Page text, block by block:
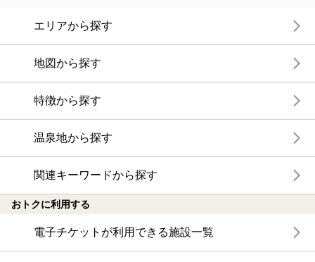
エリアから探す
地図から探す
特徴から探す
温泉地から探す
関連キーワードから探す
おトクに利用する
電子チケットが利用できる施設一覧